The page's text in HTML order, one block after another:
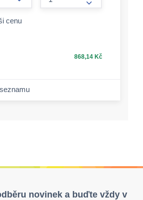
form.increase-
cenu
868,14 Kč
novinek a buďte vždy v